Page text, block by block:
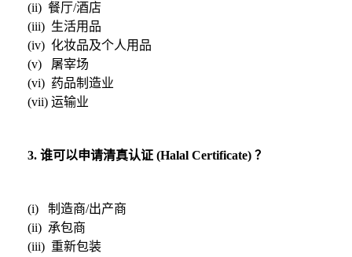
(ii) 餐厅/酒店
(iii) 生活用品
(iv) 化妆品及个人用品
(v) 屠宰场
(vi) 药品制造业
(vii) 运输业
3. 谁可以申请清真认证 (Halal Certificate) ？
(i) 制造商/出产商
(ii) 承包商
(iii) 重新包装